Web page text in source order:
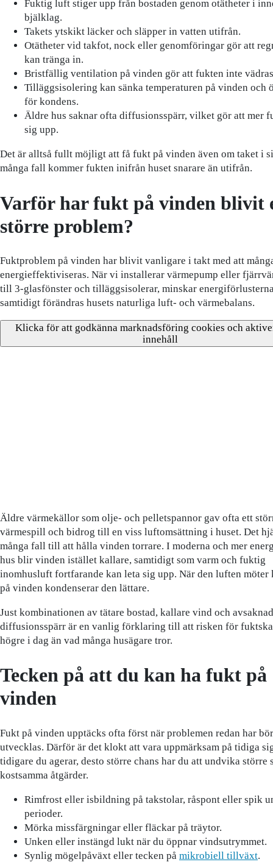
Fuktig luft stiger upp från bostaden genom otätheter i
bjälklag.
Takets ytskikt läcker och släpper in vatten utifrån.
Otätheter vid takfot, nock eller genomföringar gör att
kan tränga in.
Bristfällig ventilation på vinden gör att fukten inte
Tilläggsisolering kan sänka temperaturen på vinden och
för kondens.
Äldre hus saknar ofta diffusionsspärr, vilket gör att mer
sig upp.
Det är alltså fullt möjligt att få fukt på vinden även om taket i
många fall kommer fukten inifrån huset snarare än utifrån.
Varför har fukt på vinden blivit
större problem?
Fuktproblem på vinden har blivit vanligare i takt med att
energieffektiviseras. När vi installerar värmepump eller
till 3-glasfönster och tilläggsisolerar, minskar
samtidigt förändras husets naturliga luft- och värmebalans.
Klicka för att godkänna marknadsföring cookies och
innehåll
Äldre värmekällor som olje- och pelletspannor gav ofta ett
värmespill och bidrog till en viss luftomsättning i huset. Det
många fall till att hålla vinden torrare. I moderna och mer
hus blir vinden istället kallare, samtidigt som varm och fuktig
inomhusluft fortfarande kan leta sig upp. När den luften möter
på vinden kondenserar den lättare.
Just kombinationen av tätare bostad, kallare vind och
diffusionsspärr är en vanlig förklaring till att risken för
högre i dag än vad många husägare tror.
Tecken på att du kan ha fukt på
vinden
Fukt på vinden upptäcks ofta först när problemen redan har
utvecklas. Därför är det klokt att vara uppmärksam på tidiga
tidigare du agerar, desto större chans har du att undvika större
kostsamma åtgärder.
Rimfrost eller isbildning på takstolar, råspont eller spik
perioder.
Mörka missfärgningar eller fläckar på träytor.
Unken eller instängd lukt när du öppnar vindsutrymmet.
Synlig mögelpåväxt eller tecken på mikrobiell tillväxt.